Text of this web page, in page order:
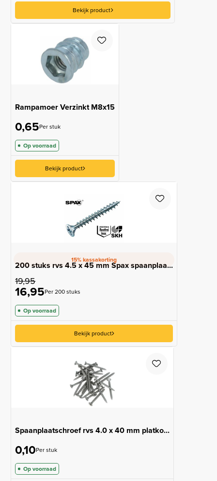
Bekijk product
Rampamoer Verzinkt M8x15
0,65Per stuk
Op voorraad
Bekijk product
15% kassakorting
200 stuks rvs 4.5 x 45 mm Spax spaanplaa...
19,95
16,95Per 200 stuks
Op voorraad
Bekijk product
Spaanplaatschroef rvs 4.0 x 40 mm platko...
0,10Per stuk
Op voorraad